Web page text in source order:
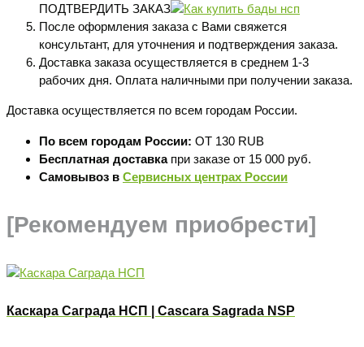
ПОДТВЕРДИТЬ ЗАКАЗ
После оформления заказа с Вами свяжется
консультант, для уточнения и подтверждения заказа.
Доставка заказа осуществляется в среднем 1-3
рабочих дня. Оплата наличными при получении заказа.
Доставка осуществляется по всем городам России.
По всем городам России: ОТ 130 RUB
Бесплатная доставкапри заказе от 15 000 руб.
Самовывоз в Сервисных центрах России
[Рекомендуем приобрести]
Каскара Саграда НСП | Cascara Sagrada NSP